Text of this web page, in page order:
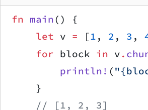
fn main () {
    let
v = [1 , 2 , 3 ,
    for
block in v .
        println!
(
    }
    // [1, 2, 3]